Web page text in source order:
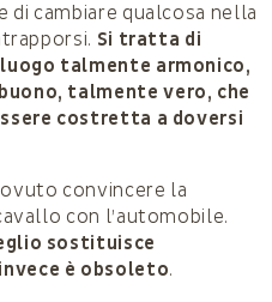
cambiare qualcosa nella
Si tratta di
talmente armonico,
talmente vero, che
costretta a doversi
convincere la
con l’automobile.
sostituisce
è obsoleto.